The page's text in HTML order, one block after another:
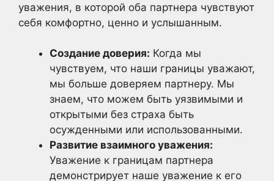
уважения, в которой оба партнера чувствуют
себя комфортно, ценно и услышанным.
Создание доверия: Когда мы
чувствуем, что наши границы уважают,
мы больше доверяем партнеру. Мы
знаем, что можем быть уязвимыми и
открытыми без страха быть
осужденными или использованными.
Развитие взаимного уважения:
Уважение к границам партнера
демонстрирует наше уважение к его